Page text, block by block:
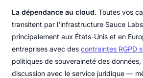
La dépendance au cloud. Toutes vos
transitent par l'infrastructure Sauce
principalement aux États-Unis et en
entreprises avec des contraintes RGPD
politiques de souveraineté des
discussion avec le service juridique —